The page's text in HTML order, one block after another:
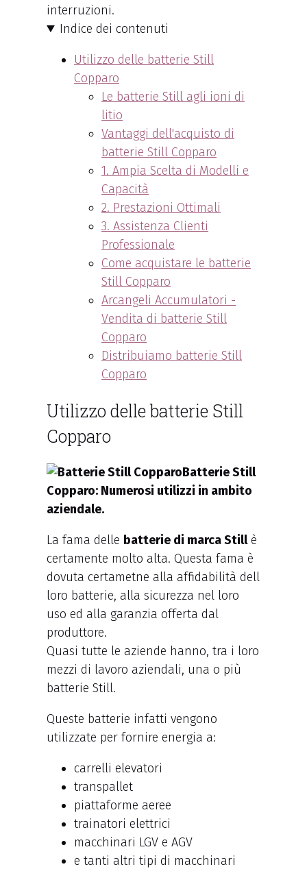
interruzioni.
Indice dei contenuti
Utilizzo delle batterie Still
Copparo
Le batterie Still agli ioni di
litio
Vantaggi dell'acquisto di
batterie Still Copparo
1. Ampia Scelta di Modelli e
Capacità
2. Prestazioni Ottimali
3. Assistenza Clienti
Professionale
Come acquistare le batterie
Still Copparo
Arcangeli Accumulatori -
Vendita di batterie Still
Copparo
Distribuiamo batterie Still
Copparo
Utilizzo delle batterie Still
Copparo
Batterie Still
Copparo: Numerosi utilizzi in ambito
aziendale.
La fama delle batterie di marca Stillè
certamente molto alta. Questa fama è
dovuta certametne alla affidabilità dell
loro batterie, alla sicurezza nel loro
uso ed alla garanzia offerta dal
produttore.
Quasi tutte le aziende hanno, tra i loro
mezzi di lavoro aziendali, una o più
batterie Still.
Queste batterie infatti vengono
utilizzate per fornire energia a:
carrelli elevatori
transpallet
piattaforme aeree
trainatori elettrici
macchinari LGV e AGV
e tanti altri tipi di macchinari